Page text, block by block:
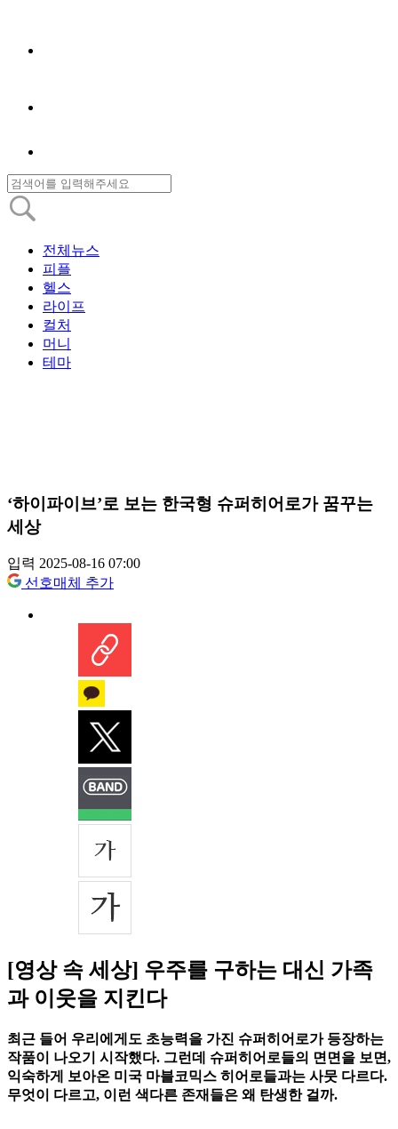
전체뉴스
피플
헬스
라이프
컬처
머니
테마
‘하이파이브’로 보는 한국형 슈퍼히어로가 꿈꾸는
세상
입력 2025-08-16 07:00
선호매체 추가
[영상 속 세상] 우주를 구하는 대신 가족
과 이웃을 지킨다
최근 들어 우리에게도 초능력을 가진 슈퍼히어로가 등장하는
작품이 나오기 시작했다. 그런데 슈퍼히어로들의 면면을 보면,
익숙하게 보아온 미국 마블코믹스 히어로들과는 사뭇 다르다.
무엇이 다르고, 이런 색다른 존재들은 왜 탄생한 걸까.